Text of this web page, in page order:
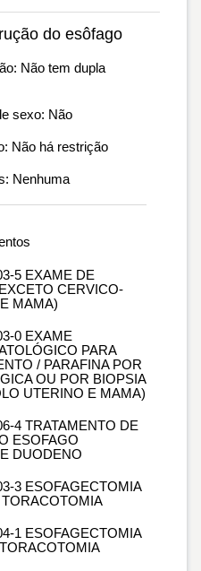
do esôfago
Não tem dupla
sexo: Não
Não há restrição
Nenhuma
5 EXAME DE
CERVICO-
MAMA)
0 EXAME
PARA
/ PARAFINA POR
OU POR BIOPSIA
UTERINO E MAMA)
4 TRATAMENTO DE
ESOFAGO
DUODENO
3 ESOFAGECTOMIA
1 ESOFAGECTOMIA